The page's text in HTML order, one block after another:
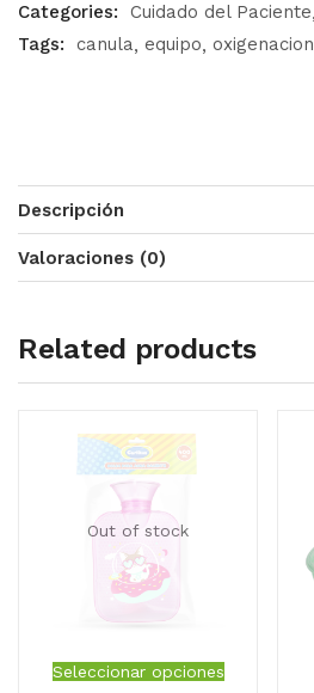
Categories:
Cuidado del Paciente
Tags:
canula equipo oxigenacion
Descripción
Valoraciones (0)
Related products
Out of stock
Seleccionar opciones